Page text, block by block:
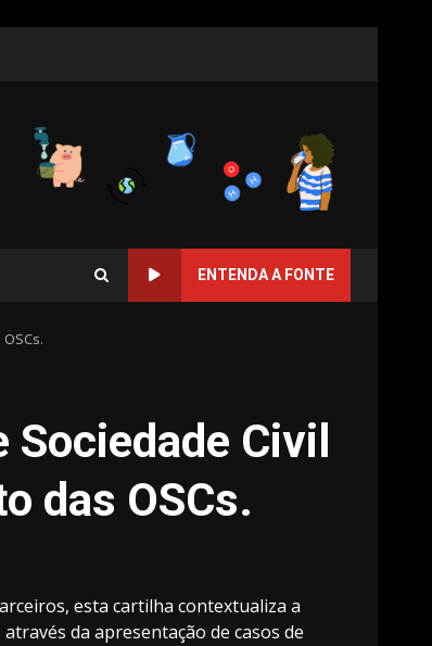
ENTENDA A FONTE
Civil
das OSCs.
esta cartilha contextualiza a
da apresentação de casos de